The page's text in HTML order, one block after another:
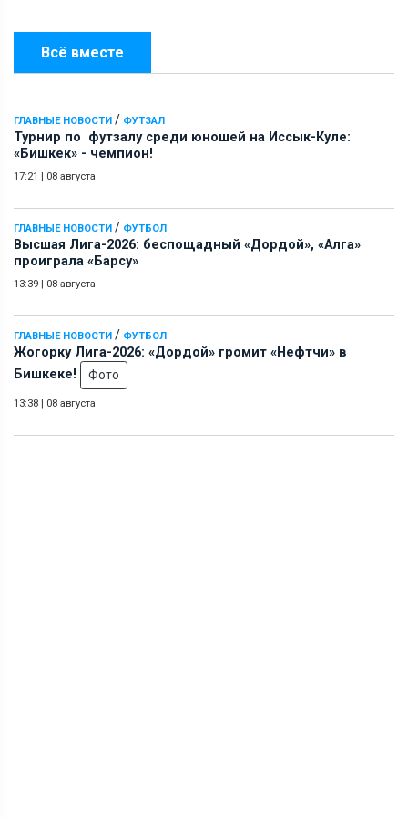
Всё вместе
ГЛАВНЫЕ НОВОСТИ / ФУТЗАЛ
Турнир по футзалу среди юношей на Иссык-Куле:
«Бишкек» - чемпион!
17:21 | 08 августа
ГЛАВНЫЕ НОВОСТИ / ФУТБОЛ
Высшая Лига-2026: беспощадный «Дордой», «Алга»
проиграла «Барсу»
13:39 | 08 августа
ГЛАВНЫЕ НОВОСТИ / ФУТБОЛ
Жогорку Лига-2026: «Дордой» громит «Нефтчи» в
Бишкеке!
Фото
13:38 | 08 августа